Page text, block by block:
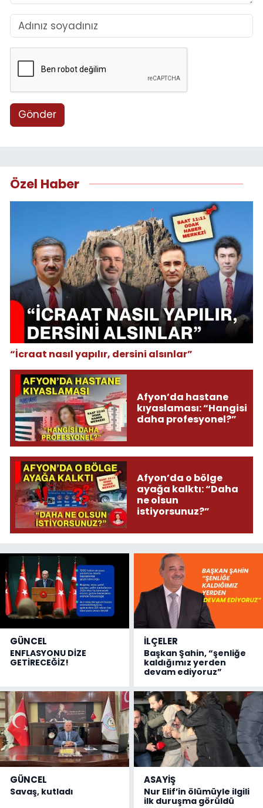
Gönder
Özel Haber
“İcraat nasıl yapılır, dersini alsınlar”
Afyon’da hastane
kıyaslaması: “Hangisi
daha profesyonel?”
Afyon’da o bölge
ayağa kalktı: “Daha
ne olsun
istiyorsunuz?”
GÜNCEL
ENFLASYONU DİZE
GETİRECEĞİZ!
İLÇELER
Başkan Şahin, “şenliğe
kaldığımız yerden
devam ediyoruz”
GÜNCEL
Savaş, kutladı
ASAYİŞ
Nur Elif’in ölümüyle ilgili
ilk duruşma görüldü